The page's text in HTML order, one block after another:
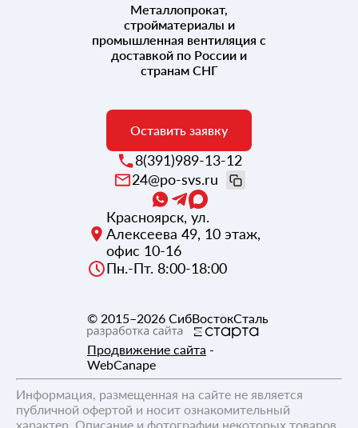
Металлопрокат,
стройматериалы и
промышленная вентиляция с
доставкой по России и
странам СНГ
Оставить заявку
8(391)989-13-12
24@po-svs.ru
Красноярск, ул.
Алексеева 49, 10 этаж,
офис 10-16
Пн.-Пт. 8:00-18:00
© 2015–2026 СибВостокСталь
Продвижение сайта -
WebCanape
Информация, размещенная на сайте не является
публичной офертой и носит ознакомительный
характер. Описание и фотографии некоторых товаров